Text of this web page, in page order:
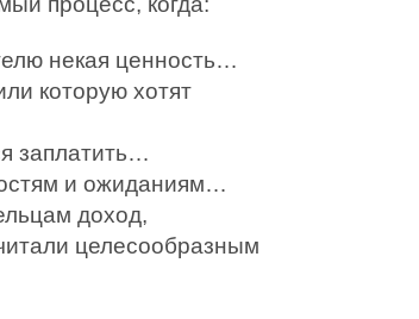
некая ценность…
которую хотят
заплатить…
и ожиданиям…
доход,
целесообразным